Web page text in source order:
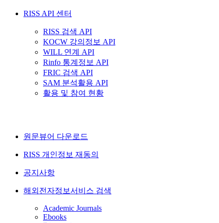
RISS API 센터
RISS 검색 API
KOCW 강의정보 API
WILL 연계 API
Rinfo 통계정보 API
FRIC 검색 API
SAM 분석활용 API
활용 및 참여 현황
원문뷰어 다운로드
RISS 개인정보 재동의
공지사항
해외전자정보서비스 검색
Academic Journals
Ebooks